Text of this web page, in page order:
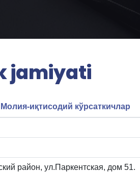
jamiyati
Молия-иқтисодий кўрсаткичлар
район, ул.Паркентская, дом 51.